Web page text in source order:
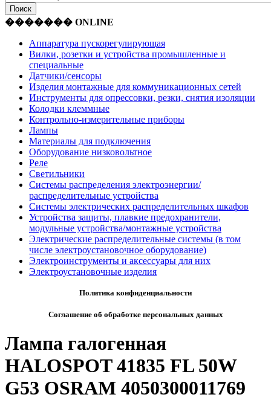
������� ONLINE
Аппаратура пускорегулирующая
Вилки, розетки и устройства промышленные и
специальные
Датчики/сенсоры
Изделия монтажные для коммуникационных сетей
Инструменты для опрессовки, резки, снятия изоляции
Колодки клеммные
Контрольно-измерительные приборы
Лампы
Материалы для подключения
Оборудование низковольтное
Реле
Светильники
Системы распределения электроэнергии/
распределительные устройства
Системы электрических распределительных шкафов
Устройства защиты, плавкие предохранители,
модульные устройства/монтажные устройства
Электрические распределительные системы (в том
числе электроустановочное оборудование)
Электроинструменты и аксессуары для них
Электроустановочные изделия
Политика конфиденциальности
Соглашение об обработке персональных данных
Лампа галогенная
HALOSPOT 41835 FL 50W
G53 OSRAM 4050300011769